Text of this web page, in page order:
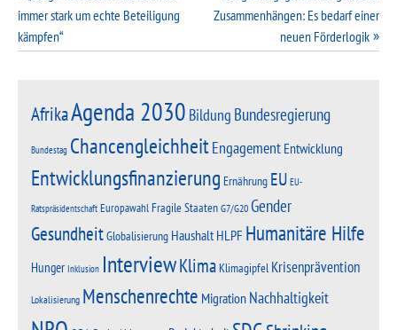
immer stark um echte Beteiligung
kämpfen“
Zusammenhängen: Es bedarf einer
neuen Förderlogik
AfrikaAgenda 2030 Bildung Bundesregierung
Bundestag ChancengleichheitEngagement Entwicklung
Entwicklungsfinanzierung Ernährung EU EU-
Ratspräsidentschaft EuropawahlFragile StaatenG7/G20Gender
GesundheitGlobalisierung HaushaltHLPF Humanitäre Hilfe
Hunger Inklusion InterviewKlimaKlimagipfel Krisenprävention
Lokalisierung Menschenrechte Migration Nachhaltigkeit